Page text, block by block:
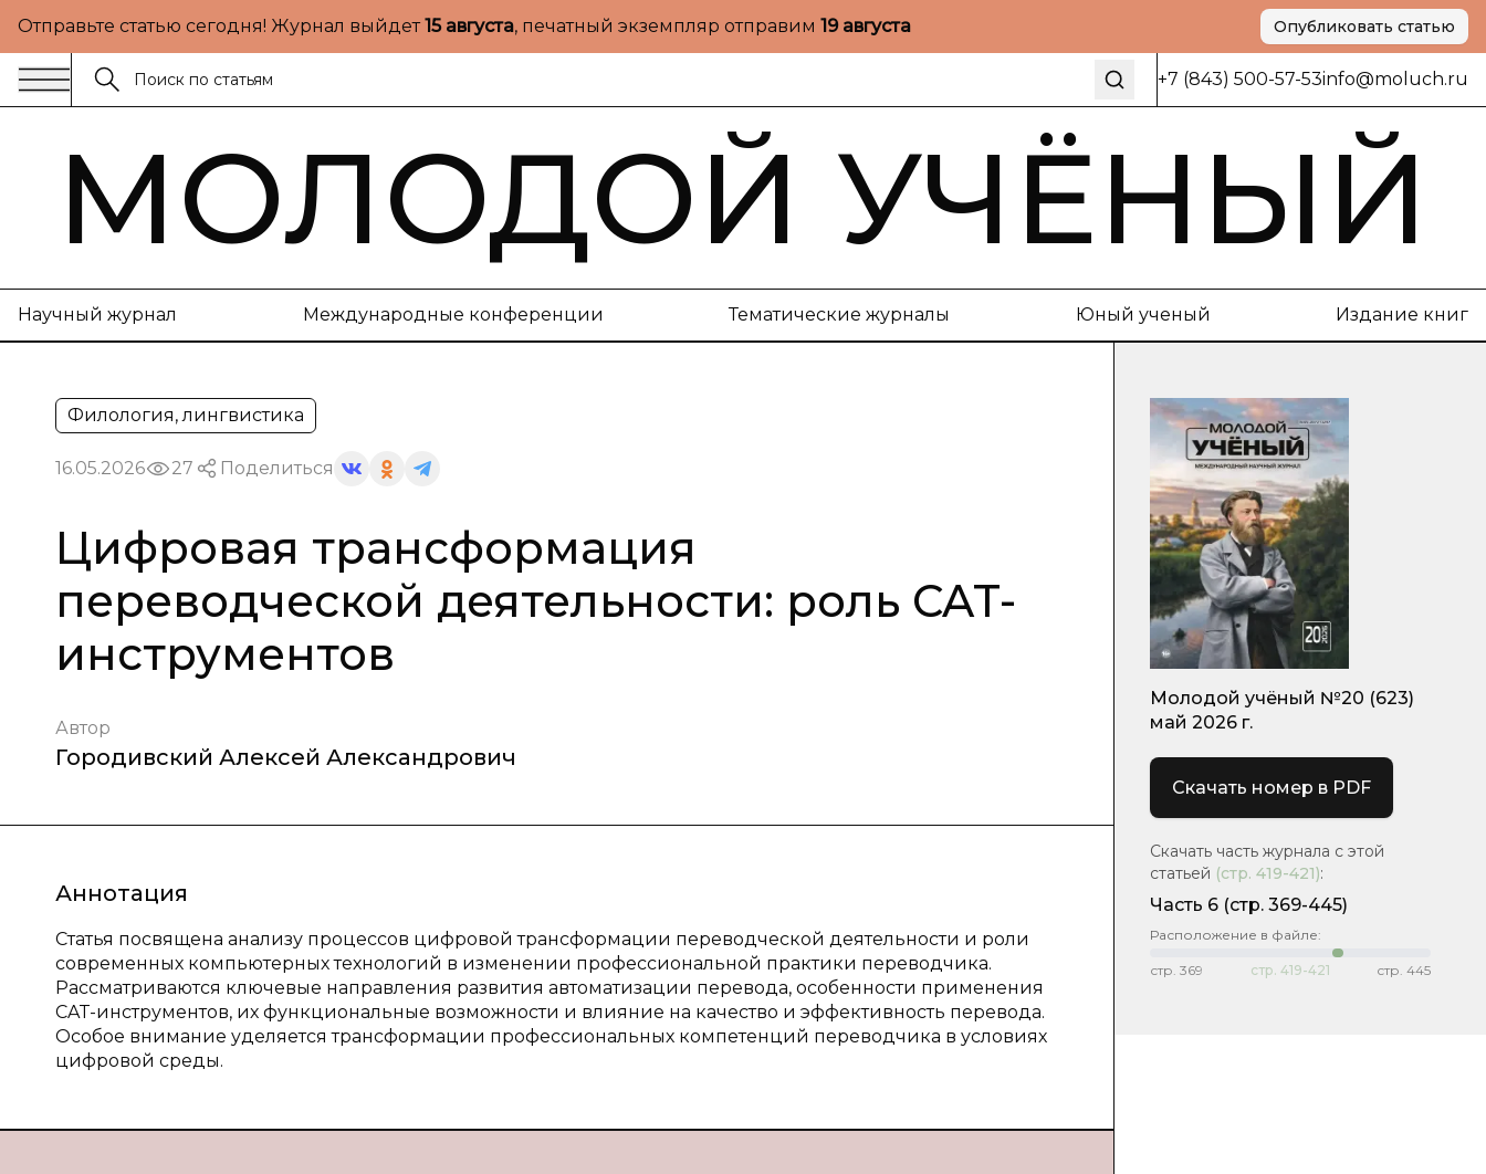
Отправьте статью сегодня! Журнал выйдет15 августа, печатный экземпляр отправим 19 августа Опубликовать статью
+7 (843) 500-57-53info@moluch.ru
МОЛОДОЙ УЧЁНЫЙ
Научный журнал Международные конференции Тематические журналы Юный ученый Издание книг
Филология, лингвистика
16.05.2026 27 Поделиться
Цифровая трансформация
переводческой деятельности: роль CAT-
инструментов
Автор
Городивский Алексей Александрович
Аннотация
Статья посвящена анализу процессов цифровой трансформации переводческой деятельности и роли
современных компьютерных технологий в изменении профессиональной практики переводчика.
Рассматриваются ключевые направления развития автоматизации перевода, особенности применения
CAT-инструментов, их функциональные возможности и влияние на качество и эффективность перевода.
Особое внимание уделяется трансформации профессиональных компетенций переводчика в условиях
цифровой среды.
Молодой учёный №20 (623)
май 2026 г.
Скачать номер в PDF
Скачать часть журнала с этой
статьей (стр. 419-421):
Часть 6 (стр. 369-445)
Расположение в файле:
стр. 369 стр. 419-421 стр. 445